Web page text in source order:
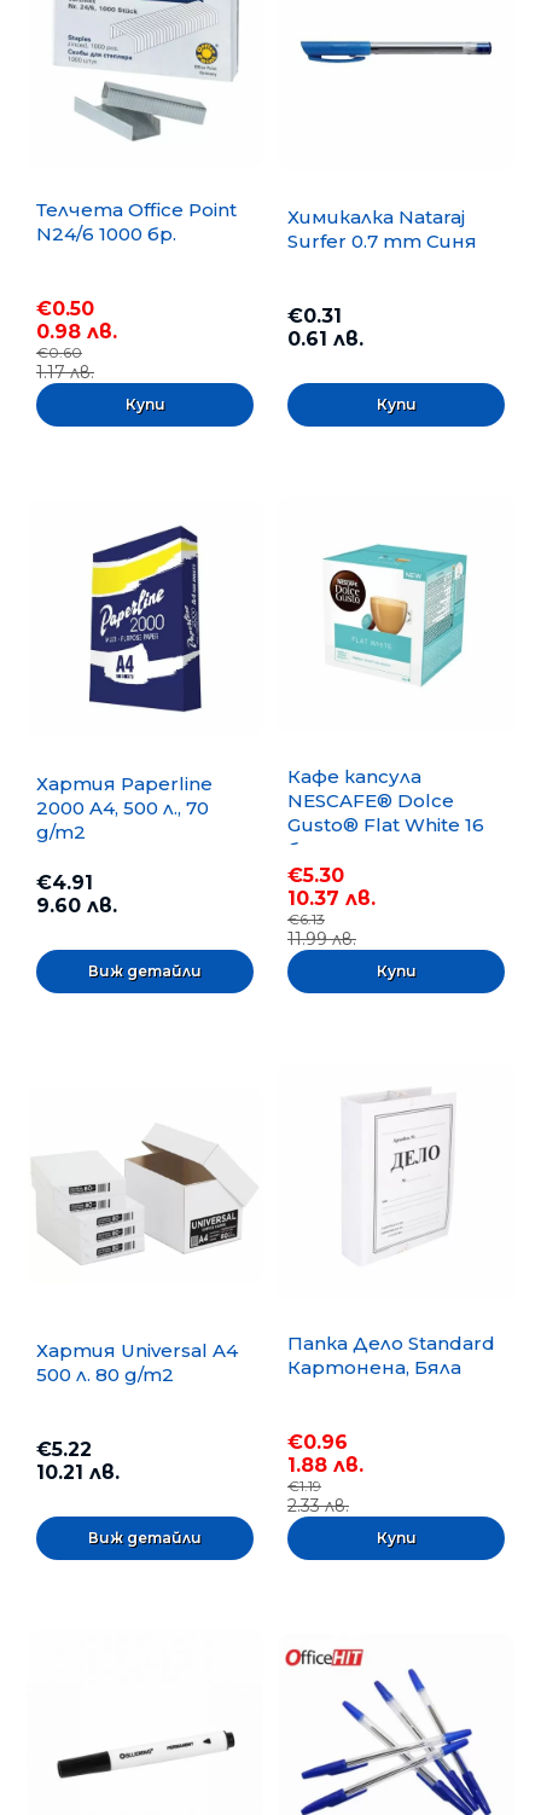
Телчета Office Point
N24/6 1000 бр.
€0.50
0.98 лв.
€0.60
1.17 лв.
Химикалка Nataraj
Surfer 0.7 mm Синя
€0.31
0.61 лв.
Хартия Paperline
2000 A4, 500 л., 70
g/m2
€4.91
9.60 лв.
Виж детайли
Кафе капсула
NESCAFE® Dolce
Gusto® Flat White 16
бр.
€5.30
10.37 лв.
€6.13
11.99 лв.
Хартия Universal A4
500 л. 80 g/m2
€5.22
10.21 лв.
Виж детайли
Папка Дело Standard
Картонена, Бяла
€0.96
1.88 лв.
€1.19
2.33 лв.